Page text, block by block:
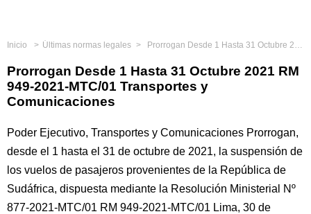
Inicio Últimas normas legales Prorrogan Desde 1 Hasta 31 Octubre 2021 RM 949-2021-MTC/01 Transportes y Comunicaciones
Prorrogan Desde 1 Hasta 31 Octubre 2021 RM
949-2021-MTC/01 Transportes y
Comunicaciones
Poder Ejecutivo, Transportes y Comunicaciones Prorrogan,
desde el 1 hasta el 31 de octubre de 2021, la suspensión de
los vuelos de pasajeros provenientes de la República de
Sudáfrica, dispuesta mediante la Resolución Ministerial Nº
877-2021-MTC/01 RM 949-2021-MTC/01 Lima, 30 de